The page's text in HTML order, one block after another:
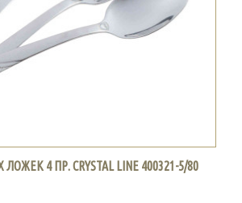
4 ПР. CRYSTAL LINE 400321-5/80